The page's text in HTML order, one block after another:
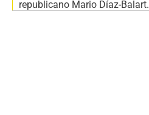
republicano Mario Díaz-Balart.